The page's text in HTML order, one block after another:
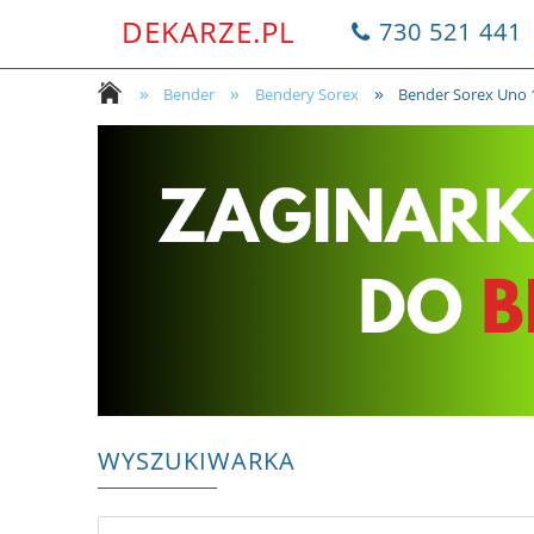
DEKARZE.PL 730 521 441
» Bender » Bendery Sorex » Bender Sorex Uno
WYSZUKIWARKA